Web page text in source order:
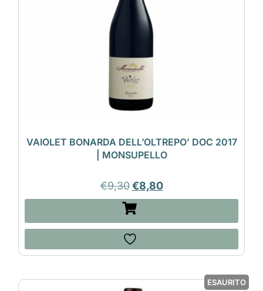
VAIOLET BONARDA DELL’OLTREPO’ DOC 2017
| MONSUPELLO
€9,30 €8,80
ESAURITO